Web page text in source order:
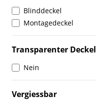
Blinddeckel
Montagedeckel
Transparenter Deckel
Nein
Vergiessbar